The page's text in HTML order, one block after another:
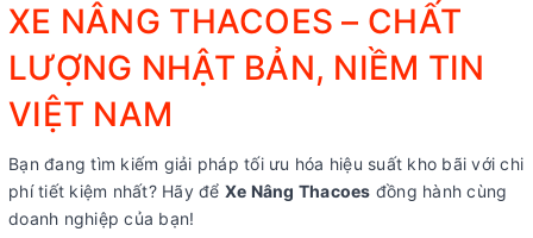
XE NÂNG THACOES – CHẤT
LƯỢNG NHẬT BẢN, NIỀM TIN
VIỆT NAM
Bạn đang tìm kiếm giải pháp tối ưu hóa hiệu suất kho bãi với chi
phí tiết kiệm nhất? Hãy để Xe Nâng Thacoes đồng hành cùng
doanh nghiệp của bạn!